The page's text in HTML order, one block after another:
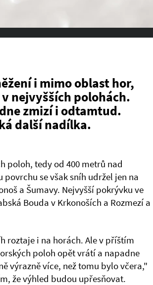
i mimo oblast hor,
nejvyšších polohách.
zmizí i odtamtud.
další nadílka.
poloh, tedy od 400 metrů nad
se však sníh udržel jen na
a Šumavy. Nejvyšší pokrývku ve
Bouda v Krkonoších a Rozmezí a
roztaje i na horách. Ale v příštím
poloh opět vrátí a napadne
výrazně více, než tomu bylo včera,"
že výhled budou upřesňovat.